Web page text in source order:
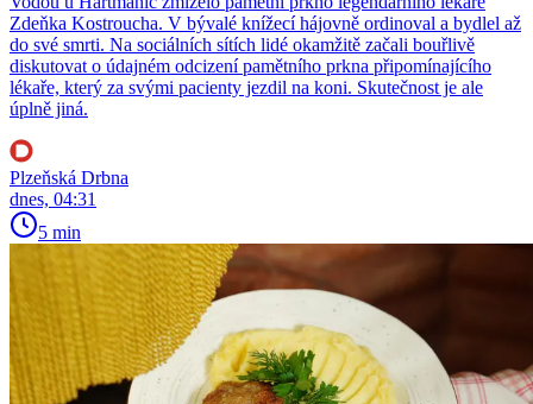
Zdeňka Kostroucha. V bývalé knížecí hájovně ordinoval a bydlel až
do své smrti. Na sociálních sítích lidé okamžitě začali bouřlivě
diskutovat o údajném odcizení pamětního prkna připomínajícího
lékaře, který za svými pacienty jezdil na koni. Skutečnost je ale
úplně jiná.
Plzeňská Drbna
dnes, 04:31
5 min